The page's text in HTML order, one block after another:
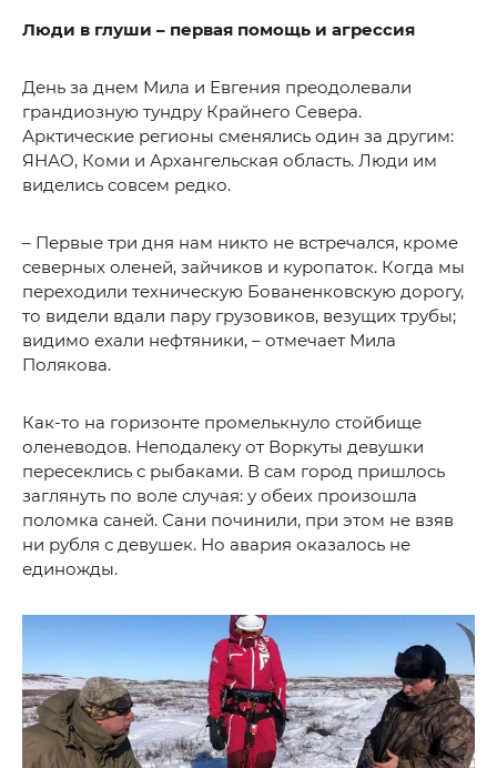
Люди в глуши – первая помощь и агрессия
День за днем Мила и Евгения преодолевали
грандиозную тундру Крайнего Севера.
Арктические регионы сменялись один за другим:
ЯНАО, Коми и Архангельская область. Люди им
виделись совсем редко.
– Первые три дня нам никто не встречался, кроме
северных оленей, зайчиков и куропаток. Когда мы
переходили техническую Бованенковскую дорогу,
то видели вдали пару грузовиков, везущих трубы;
видимо ехали нефтяники, – отмечает Мила
Полякова.
Как-то на горизонте промелькнуло стойбище
оленеводов. Неподалеку от Воркуты девушки
пересеклись с рыбаками. В сам город пришлось
заглянуть по воле случая: у обеих произошла
поломка саней. Сани починили, при этом не взяв
ни рубля с девушек. Но авария оказалось не
единожды.